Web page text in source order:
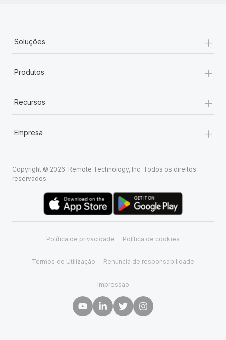
Soluções +
Produtos +
Recursos +
Empresa +
Copyright © 2026. Remote Technology, Inc. Todos os direitos
reservados.
Política de privacidade Política de cookies
Termos de Utilização Renúncia de responsabilidade
Impressão